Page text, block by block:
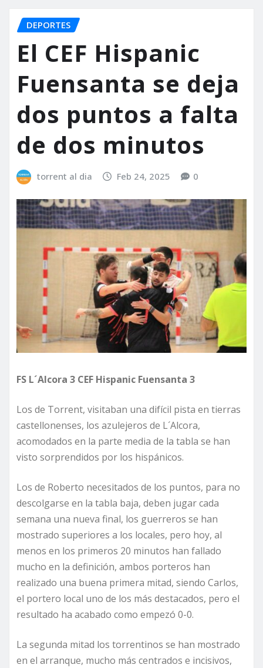
DEPORTES
El CEF Hispanic
Fuensanta se deja
dos puntos a falta
de dos minutos
torrent al dia Feb 24, 2025 0
FS L´Alcora 3 CEF Hispanic Fuensanta 3
Los de Torrent, visitaban una difícil pista en tierras
castellonenses, los azulejeros de L´Alcora,
acomodados en la parte media de la tabla se han
visto sorprendidos por los hispánicos.
Los de Roberto necesitados de los puntos, para no
descolgarse en la tabla baja, deben jugar cada
semana una nueva final, los guerreros se han
mostrado superiores a los locales, pero hoy, al
menos en los primeros 20 minutos han fallado
mucho en la definición, ambos porteros han
realizado una buena primera mitad, siendo Carlos,
el portero local uno de los más destacados, pero el
resultado ha acabado como empezó 0-0.
La segunda mitad los torrentinos se han mostrado
en el arranque, mucho más centrados e incisivos,